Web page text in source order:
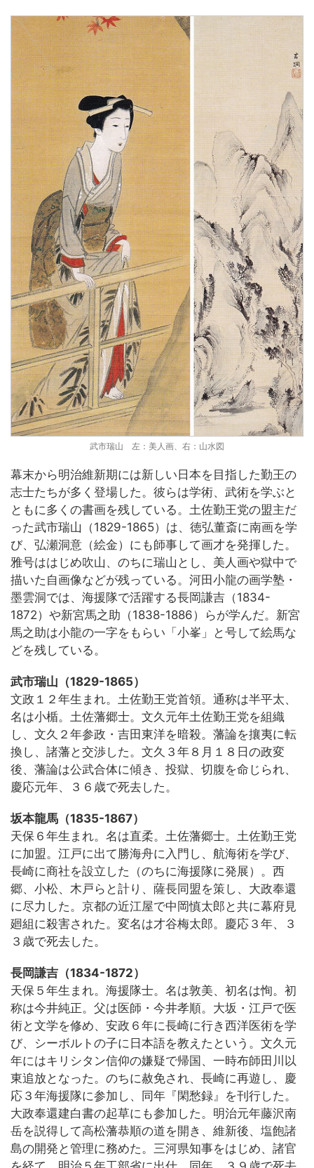
武市瑞山 左：美人画、右：山水図
幕末から明治維新期には新しい日本を目指した勤王の
志士たちが多く登場した。彼らは学術、武術を学ぶと
ともに多くの書画を残している。土佐勤王党の盟主だ
った武市瑞山（1829-1865）は、徳弘董斎に南画を学
び、弘瀬洞意（絵金）にも師事して画才を発揮した。
雅号ははじめ吹山、のちに瑞山とし、美人画や獄中で
描いた自画像などが残っている。河田小龍の画学塾・
墨雲洞では、海援隊で活躍する長岡謙吉（1834-
1872）や新宮馬之助（1838-1886）らが学んだ。新宮
馬之助は小龍の一字をもらい「小峯」と号して絵馬な
どを残している。
武市瑞山（1829-1865）
文政１２年生まれ。土佐勤王党首領。通称は半平太、
名は小楯。土佐藩郷士。文久元年土佐勤王党を組織
し、文久２年参政・吉田東洋を暗殺。藩論を攘夷に転
換し、諸藩と交渉した。文久３年８月１８日の政変
後、藩論は公武合体に傾き、投獄、切腹を命じられ、
慶応元年、３６歳で死去した。
坂本龍馬（1835-1867）
天保６年生まれ。名は直柔。土佐藩郷士。土佐勤王党
に加盟。江戸に出て勝海舟に入門し、航海術を学び、
長崎に商社を設立した（のちに海援隊に発展）。西
郷、小松、木戸らと計り、薩長同盟を策し、大政奉還
に尽力した。京都の近江屋で中岡慎太郎と共に幕府見
廻組に殺害された。変名は才谷梅太郎。慶応３年、３
３歳で死去した。
長岡謙吉（1834-1872）
天保５年生まれ。海援隊士。名は敦美、初名は恂。初
称は今井純正。父は医師・今井孝順。大坂・江戸で医
術と文学を修め、安政６年に長崎に行き西洋医術を学
び、シーボルトの子に日本語を教えたという。文久元
年にはキリシタン信仰の嫌疑で帰国、一時布師田川以
東追放となった。のちに赦免され、長崎に再遊し、慶
応３年海援隊に参加し、同年『閑愁録』を刊行した。
大政奉還建白書の起草にも参加した。明治元年藤沢南
岳を説得して高松藩恭順の道を開き、維新後、塩飽諸
島の開発と管理に務めた。三河県知事をはじめ、諸官